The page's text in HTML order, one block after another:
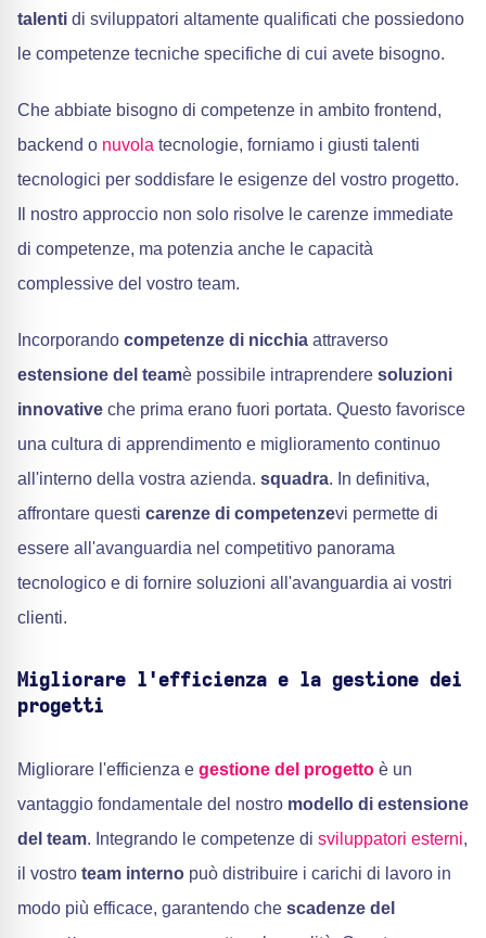
talenti di sviluppatori altamente qualificati che possiedono
le competenze tecniche specifiche di cui avete bisogno.
Che abbiate bisogno di competenze in ambito frontend,
backend o nuvola tecnologie, forniamo i giusti talenti
tecnologici per soddisfare le esigenze del vostro progetto.
Il nostro approccio non solo risolve le carenze immediate
di competenze, ma potenzia anche le capacità
complessive del vostro team.
Incorporando competenze di nicchia attraverso
estensione del teamè possibile intraprendere soluzioni
innovative che prima erano fuori portata. Questo favorisce
una cultura di apprendimento e miglioramento continuo
all'interno della vostra azienda. squadra. In definitiva,
affrontare questi carenze di competenzevi permette di
essere all'avanguardia nel competitivo panorama
tecnologico e di fornire soluzioni all'avanguardia ai vostri
clienti.
Migliorare l'efficienza e la gestione dei
progetti
Migliorare l'efficienza e gestione del progetto è un
vantaggio fondamentale del nostro modello di estensione
del team. Integrando le competenze di sviluppatori esterni,
il vostro team interno può distribuire i carichi di lavoro in
modo più efficace, garantendo che scadenze del